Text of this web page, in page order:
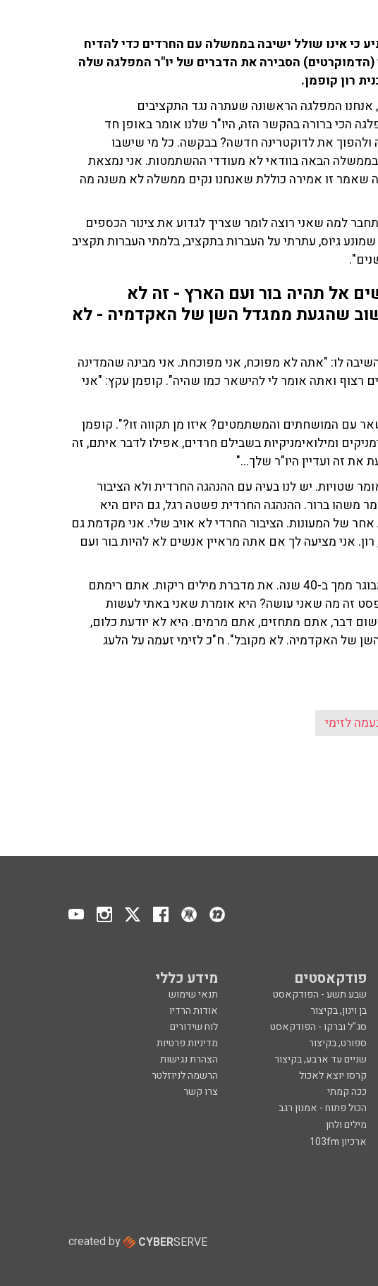
כי אינו שולל ישיבה בממשלה עם החרדים כדי להדיח
הסבירה את הדברים של יו"ר המפלגה שלה
רון קופמן.
אנחנו המפלגה הראשונה שעתרה נגד התקציבים
הכי ברורה בהקשר הזה, היו"ר שלנו אומר באופן חד
את לדוקטרינה חדשה? בבקשה. כל מי שישבו
לשבת בממשלה הבאה בוודאי לא מעודדי ההשתמטות. אני נמצאת
שאמר זו אמירה כוללת שאנחנו נקים ממשלה לא משנה מה
למה שאני רוצה לומר שצריך לגדוע את צינור הכספים
גיוס, עתרתי על העברות בתקציב, בלמתי העברות תקציב
אל תהיה בור ועם הארץ - זה לא
שהגעת ממגדל השן של האקדמיה - לא
לו: "אתה לא מפוכח, אני מפוכחת. אני מבינה שהמדינה
רצוף ואתה אומר לי להישאר כמו שהיה". קופמן עקץ: "אני
עם המושחתים והמשתמטים? איזו מן תקווה זו?". קופמן
ומילואימניקיות בשבילם חרדים, אפילו לדבר איתם, זה
את זה ועדיין היו"ר שלך..."
שטויות. יש לנו בעיה עם ההנהגה החרדית ולא הציבור
משהו ברור. ההנהגה החרדית פשטה רגל, גם היום היא
של המעונות. הציבור החרדי לא אויב שלי. אני מקדמת גם
אני מציעה לך אם אתה מראיין אנשים לא להיות בור ועם
קופמן התרעם: "תעשי קודם כל כבוד לאדם מבוגר ממך ב-40 שנה. את מדברת מילים ריקות. אתם רימתם
זה מה שאני עושה? היא אומרת שאני באתי לעשות
דבר, אתם מתחזים, אתם מרמים. היא לא יודעת כלום,
של האקדמיה. לא מקובל". ח"כ לזימי זעמה על הלעג
לזימי
פודקאסטים מידע כללי
שבע תשע - הפודקאסט
תנאי שימוש
בן וינון, בקיצור
אודות הרדיו
סג"ל וברקו - הפודקאסט
לוח שידורים
ספורט, בקיצור
מדיניות פרטיות
שניים עד ארבע, בקיצור
הצהרת נגישות
קרסו יוצא לאכול
הרשמה לניוזלטר
ככה קמתי
צרו קשר
הכול פתוח - אמנון רגב
מילים ולחן
ארכיון 103fm
created by CYBERSERVE